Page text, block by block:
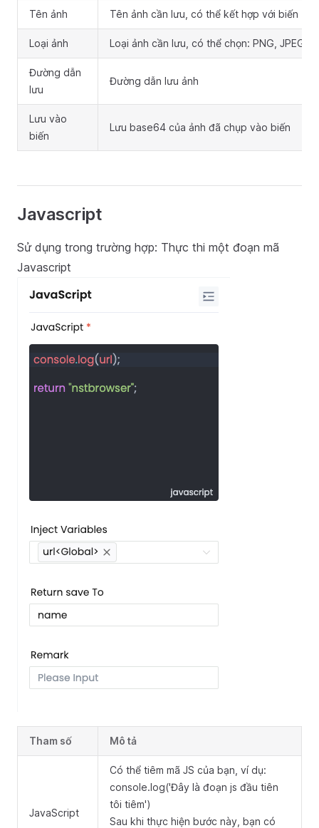
Tên ảnh Tên ảnh cần lưu, có thể kết hợp với biến
Loại ảnh Loại ảnh cần lưu, có thể chọn: PNG, JPEG
Đường dẫn
lưu
Đường dẫn lưu ảnh
Lưu vào
biến
Lưu base64 của ảnh đã chụp vào biến
Javascript
Sử dụng trong trường hợp: Thực thi một đoạn mã
Javascript
Tham số Mô tả
JavaScript
Có thể tiêm mã JS của bạn, ví dụ:
console.log('Đây là đoạn js đầu tiên
tôi tiêm')
Sau khi thực hiện bước này, bạn có